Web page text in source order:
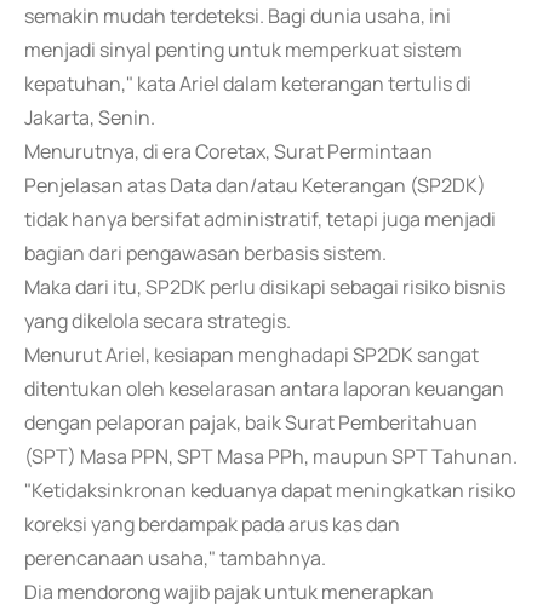
semakin mudah terdeteksi. Bagi dunia usaha, ini
menjadi sinyal penting untuk memperkuat sistem
kepatuhan," kata Ariel dalam keterangan tertulis di
Jakarta, Senin.
Menurutnya, di era Coretax, Surat Permintaan
Penjelasan atas Data dan/atau Keterangan (SP2DK)
tidak hanya bersifat administratif, tetapi juga menjadi
bagian dari pengawasan berbasis sistem.
Maka dari itu, SP2DK perlu disikapi sebagai risiko bisnis
yang dikelola secara strategis.
Menurut Ariel, kesiapan menghadapi SP2DK sangat
ditentukan oleh keselarasan antara laporan keuangan
dengan pelaporan pajak, baik Surat Pemberitahuan
(SPT) Masa PPN, SPT Masa PPh, maupun SPT Tahunan.
"Ketidaksinkronan keduanya dapat meningkatkan risiko
koreksi yang berdampak pada arus kas dan
perencanaan usaha," tambahnya.
Dia mendorong wajib pajak untuk menerapkan